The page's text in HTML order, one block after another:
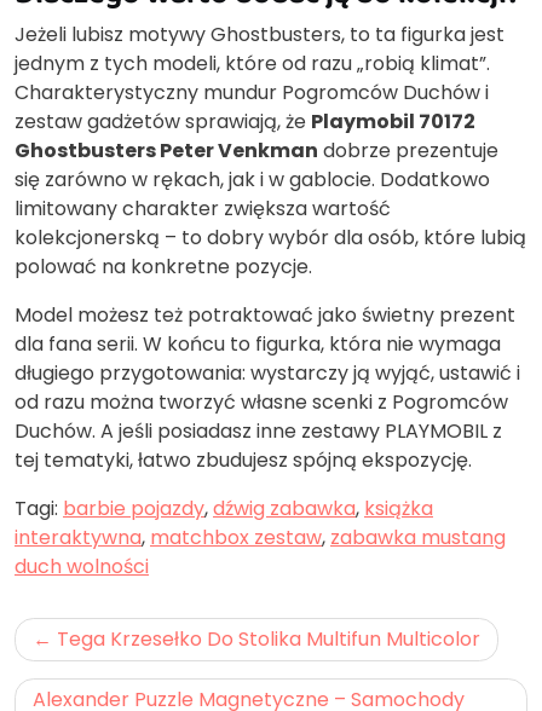
Jeżeli lubisz motywy Ghostbusters, to ta figurka jest
jednym z tych modeli, które od razu „robią klimat”.
Charakterystyczny mundur Pogromców Duchów i
zestaw gadżetów sprawiają, że Playmobil 70172
Ghostbusters Peter Venkman dobrze prezentuje
się zarówno w rękach, jak i w gablocie. Dodatkowo
limitowany charakter zwiększa wartość
kolekcjonerską – to dobry wybór dla osób, które lubią
polować na konkretne pozycje.
Model możesz też potraktować jako świetny prezent
dla fana serii. W końcu to figurka, która nie wymaga
długiego przygotowania: wystarczy ją wyjąć, ustawić i
od razu można tworzyć własne scenki z Pogromców
Duchów. A jeśli posiadasz inne zestawy PLAYMOBIL z
tej tematyki, łatwo zbudujesz spójną ekspozycję.
Tagi: barbie pojazdy,dźwig zabawka, książka
interaktywna, matchbox zestaw, zabawka mustang
duch wolności
Nawigacja
wpisu
Tega Krzesełko Do Stolika Multifun Multicolor
Alexander Puzzle Magnetyczne – Samochody